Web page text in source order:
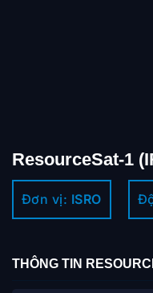
ResourceSat-1
Đơn vị: ISRO
THÔNG TIN